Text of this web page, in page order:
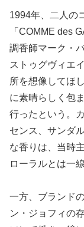
1994年、二人の
「COMME des
調香師マーク・
ストゥグヴィエ
所を想像してほ
に素晴らしく包
行ったという。
センス、サンダ
な香りは、当時
ローラルとは一
一方、ブランド
ン・ジョフィの